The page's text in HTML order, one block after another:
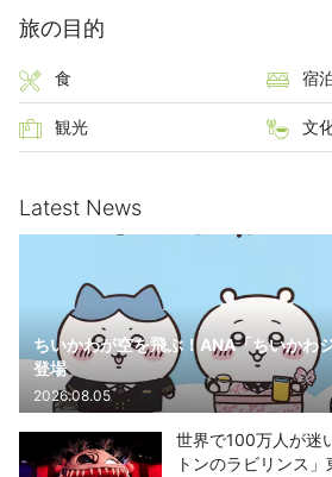
旅の目的
食 宿
観光 文
Latest News
ちいかわが空を飛ぶ！ANA「ちいかわ
登場
2026.08.05
世界で100万人が迷
トンのラビリンス」